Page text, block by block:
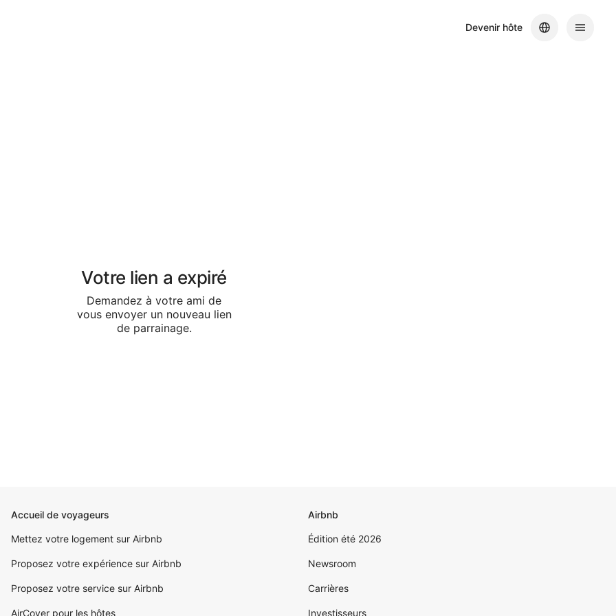
Devenir hôte
Votre lien a expiré
Demandez à votre ami de
vous envoyer un nouveau lien
de parrainage.
Accueil de voyageurs
Mettez votre logement sur Airbnb
Proposez votre expérience sur Airbnb
Proposez votre service sur Airbnb
AirCover pour les hôtes
Airbnb
Édition été 2026
Newsroom
Carrières
Investisseurs